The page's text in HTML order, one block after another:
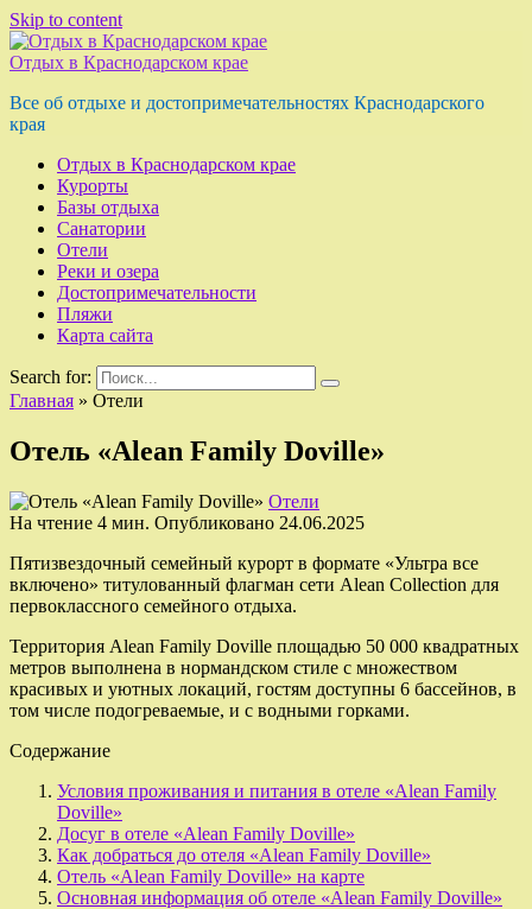
Skip to content
Отдых в Краснодарском крае
Все об отдыхе и достопримечательностях Краснодарского
края
Отдых в Краснодарском крае
Курорты
Базы отдыха
Санатории
Отели
Реки и озера
Достопримечательности
Пляжи
Карта сайта
Search for:
Главная » Отели
Отель «Alean Family Doville»
Отели
На чтение 4 мин. Опубликовано 24.06.2025
Пятизвездочный семейный курорт в формате «Ультра все
включено» титулованный флагман сети Alean Collection для
первоклассного семейного отдыха.
Территория Alean Family Doville площадью 50 000 квадратных
метров выполнена в нормандском стиле с множеством
красивых и уютных локаций, гостям доступны 6 бассейнов, в
том числе подогреваемые, и с водными горками.
Содержание
Условия проживания и питания в отеле «Alean Family
Doville»
Досуг в отеле «Alean Family Doville»
Как добраться до отеля «Alean Family Doville»
Отель «Alean Family Doville» на карте
Основная информация об отеле «Alean Family Doville»